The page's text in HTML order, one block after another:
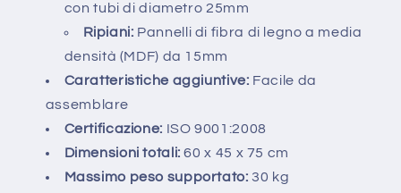
con tubi di diametro 25mm
Ripiani: Pannelli di fibra di legno a media
densità (MDF) da 15mm
Caratteristiche aggiuntive: Facile da
assemblare
Certificazione: ISO 9001:2008
Dimensioni totali: 60 x 45 x 75 cm
Massimo peso supportato: 30 kg